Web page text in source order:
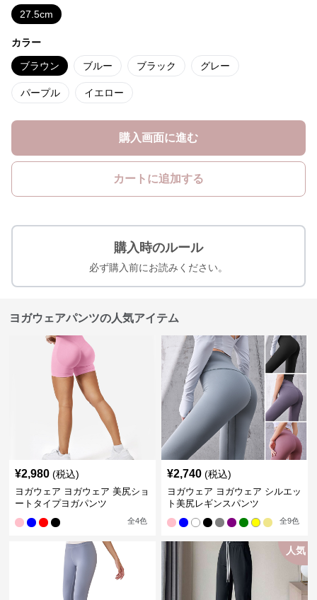
27.5cm
カラー
ブラウン ブルー ブラック グレー
パープル イエロー
購入画面に進む
カートに追加する
購入時のルール
必ず購入前にお読みください。
ヨガウェアパンツの人気アイテム
¥2,980 (税込)
ヨガウェア ヨガウェア 美尻ショ
ートタイプヨガパンツ
全4色
¥2,740 (税込)
ヨガウェア ヨガウェア シルエッ
ト美尻レギンスパンツ
全9色
人気